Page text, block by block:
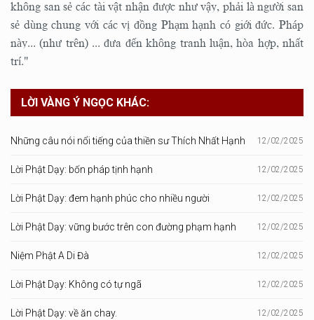
không san sẻ các tài vật nhận được như vậy, phải là người san
sẻ dùng chung với các vị đồng Phạm hạnh có giới đức. Pháp
này... (như trên) ... đưa đến không tranh luận, hòa hợp, nhất
trí."
LỜI VÀNG Ý NGỌC KHÁC:
Những câu nói nổi tiếng của thiền sư Thích Nhất Hạnh 12/02/2025
Lời Phật Dạy: bốn pháp tịnh hạnh 12/02/2025
Lời Phật Dạy: đem hạnh phúc cho nhiều người 12/02/2025
Lời Phật Dạy: vững bước trên con đường phạm hạnh 12/02/2025
Niệm Phật A Di Đà 12/02/2025
Lời Phật Dạy: Không có tự ngã 12/02/2025
Lời Phật Dạy: về ăn chay. 12/02/2025